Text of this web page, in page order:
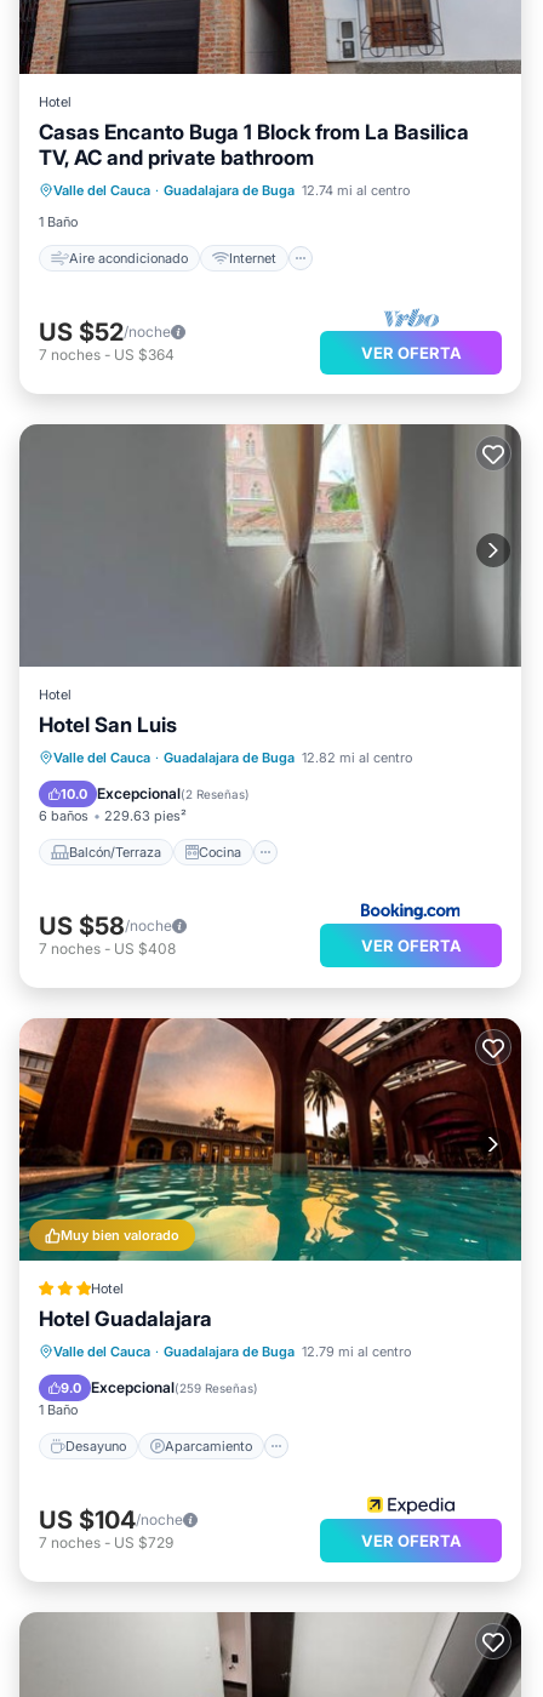
Hotel
Casas Encanto Buga 1 Block from La Basilica
TV, AC and private bathroom
Valle del Cauca · Guadalajara de Buga 12.74 mi al centro
1 Baño
Aire acondicionado Internet
Aire acondicionado
Internet
Apto para niños
Ropa de cama
US $52/noche
7 noches - US $364 VER OFERTA
Hotel
Hotel San Luis
Valle del Cauca · Guadalajara de Buga 12.82 mi al centro
10.0 Excepcional(2 Reseñas)
6 baños 229.63 pies²
Balcón/Terraza Cocina
Balcón/Terraza
Cocina
Aire acondicionado
US $58/noche
7 noches - US $408 VER OFERTA
Muy bien valorado
Hotel
Hotel Guadalajara
Valle del Cauca · Guadalajara de Buga 12.79 mi al centro
9.0 Excepcional(259 Reseñas)
1 Baño
Desayuno Aparcamiento
Desayuno Aparcamiento
Piscina
Spa
US $104/noche
7 noches - US $729 VER OFERTA